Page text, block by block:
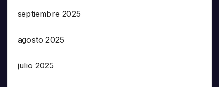
septiembre 2025
agosto 2025
julio 2025